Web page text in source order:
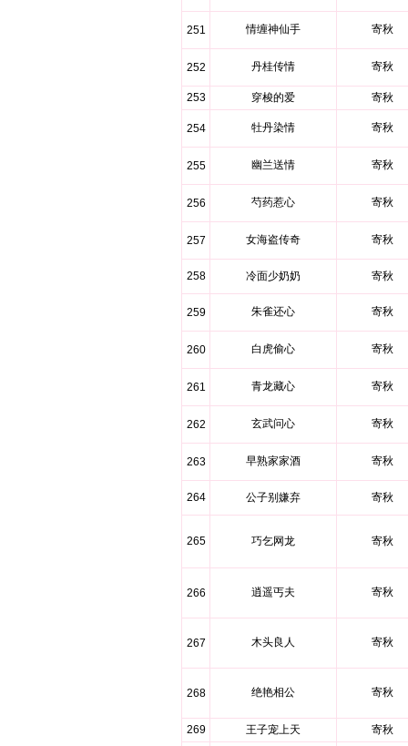
251 情缠神仙手 寄秋
252 丹桂传情 寄秋
253 穿梭的爱 寄秋
254 牡丹染情 寄秋
255 幽兰送情 寄秋
256 芍药惹心 寄秋
257 女海盗传奇 寄秋
258 冷面少奶奶 寄秋
259 朱雀还心 寄秋
260 白虎偷心 寄秋
261 青龙藏心 寄秋
262 玄武问心 寄秋
263 早熟家家酒 寄秋
264 公子别嫌弃 寄秋
265 巧乞网龙 寄秋
266 逍遥丐夫 寄秋
267 木头良人 寄秋
268 绝艳相公 寄秋
269 王子宠上天
寄秋